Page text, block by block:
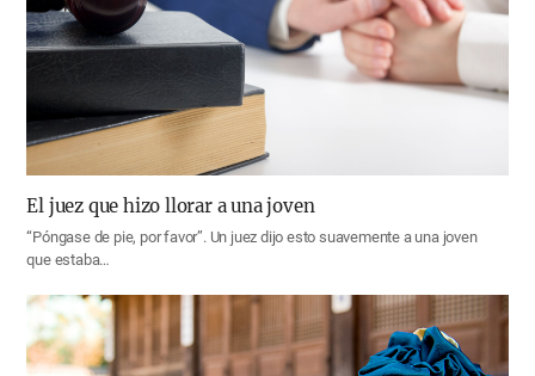
El juez que hizo llorar a una joven
“Póngase de pie, por favor”. Un juez dijo esto suavemente a una joven
que estaba…